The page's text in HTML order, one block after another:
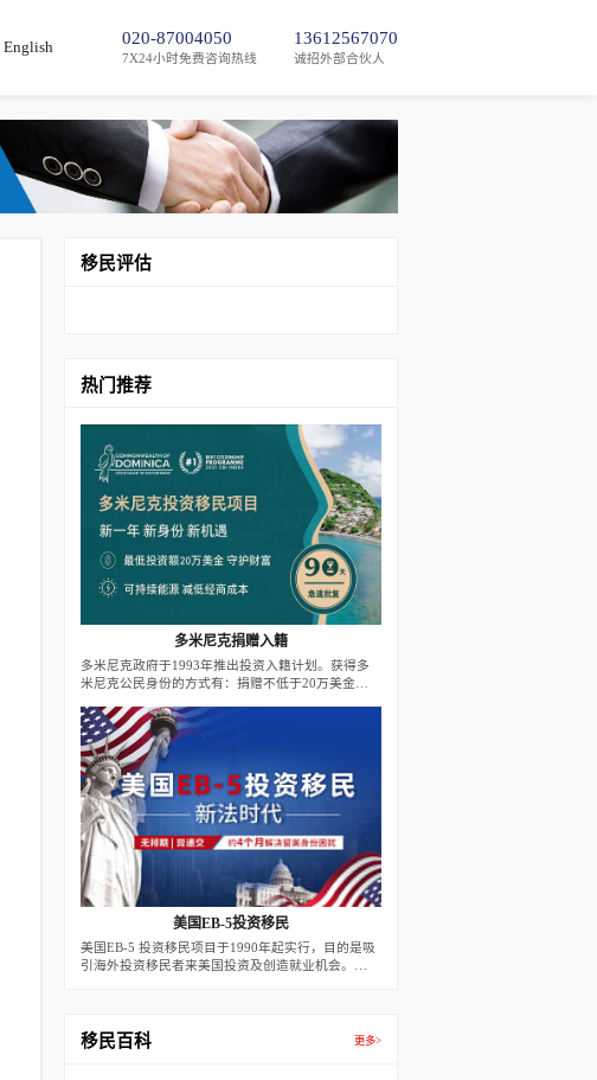
English 020-87004050
7X24小时免费咨询热线
13612567070
诚招外部合伙人
移民评估
热门推荐
多米尼克捐赠入籍
多米尼克政府于1993年推出投资入籍计划。获得多
米尼克公民身份的方式有：捐赠不低于20万美金至
产项目。
美国EB-5投资移民
美国EB-5 投资移民项目于1990年起实行，目的是吸
引海外投资移民者来美国投资及创造就业机会。
工人就业机会，即可获发二年期的有条件移民签证。
二年届满前90天，若移民投资者的投资行为满足10
移民百科 更多>